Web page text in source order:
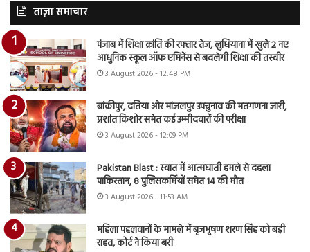
ताज़ा समाचार
पंजाब में शिक्षा क्रांति की रफ्तार तेज, लुधियाना में खुले 2 नए
आधुनिक स्कूल ऑफ एमिनेंस से बदलेगी शिक्षा की तस्वीर
3 August 2026 - 12:48 PM
बांकीपुर, दतिया और मांजलपुर उपचुनाव की मतगणना जारी,
प्रशांत किशोर समेत कई उम्मीदवारों की परीक्षा
3 August 2026 - 12:09 PM
Pakistan Blast : स्वात में आत्मघाती हमले से दहला
पाकिस्तान, 8 पुलिसकर्मियों समेत 14 की मौत
3 August 2026 - 11:53 AM
महिला पहलवानों के मामले में बृजभूषण शरण सिंह को बड़ी
राहत, कोर्ट ने किया बरी